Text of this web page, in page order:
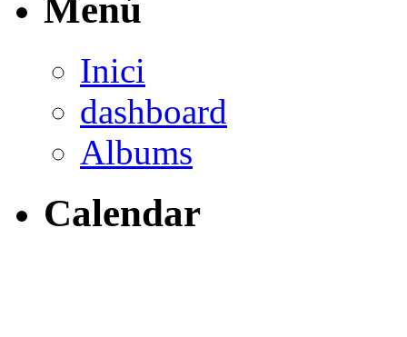
Menú
Inici
dashboard
Albums
Calendar